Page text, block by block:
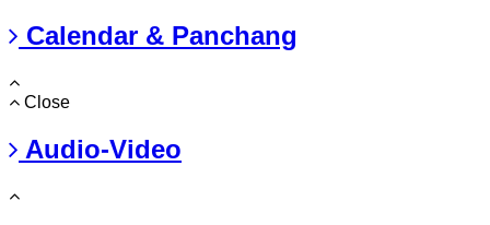
Calendar & Panchang
Close
Audio-Video